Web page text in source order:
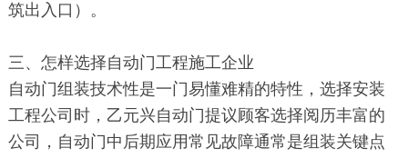
筑出入口）。
三、怎样选择自动门工程施工企业
自动门组装技术性是一门易懂难精的特性，选择安装
工程公司时，乙元兴自动门提议顾客选择阅历丰富的
公司，自动门中后期应用常见故障通常是组装关键点